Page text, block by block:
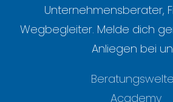
Unternehmensberater,
Wegbegleiter. Melde dich
Anliegen bei
Academy